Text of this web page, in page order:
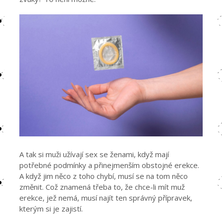
A tak si muži užívají sex se ženami, když mají
potřebné podmínky a přinejmenším obstojné erekce.
A když jim něco z toho chybí, musí se na tom něco
změnit. Což znamená třeba to, že chce-li mít muž
erekce, jež nemá, musí najít ten správný přípravek,
kterým si je zajistí.